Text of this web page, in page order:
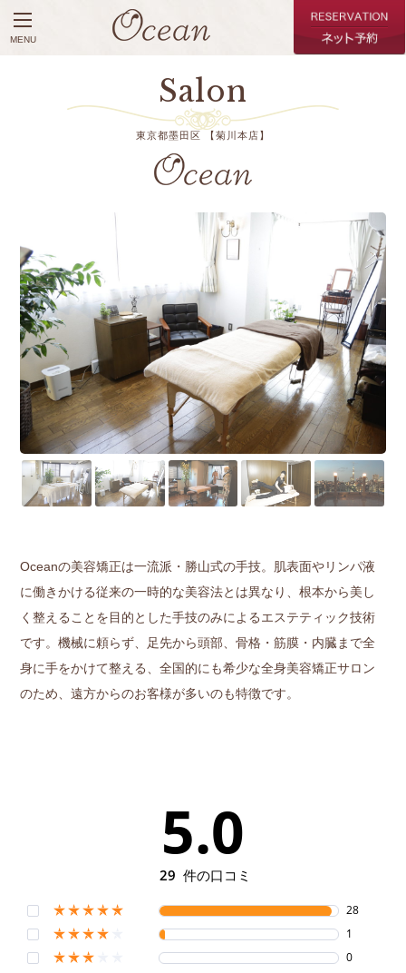
MENU
Salon
東京都墨田区 【菊川本店】
Oceanの美容矯正は一流派・勝山式の手技。肌表面やリンパ液
に働きかける従来の一時的な美容法とは異なり、根本から美し
く整えることを目的とした手技のみによるエステティック技術
です。機械に頼らず、足先から頭部、骨格・筋膜・内臓まで全
身に手をかけて整える、全国的にも希少な全身美容矯正サロン
のため、遠方からのお客様が多いのも特徴です。